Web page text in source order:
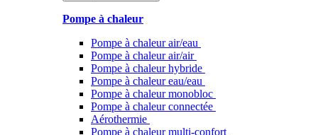
Pompe à chaleur
Pompe à chaleur air/eau
Pompe à chaleur air/air
Pompe à chaleur hybride
Pompe à chaleur​ eau/eau
Pompe à chaleur monobloc
Pompe à chaleur connectée
Aérothermie
Pompe à chaleur multi-confort